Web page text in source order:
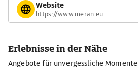
Website
https://www.meran.eu
Erlebnisse in der Nähe
Angebote für unvergessliche Momente